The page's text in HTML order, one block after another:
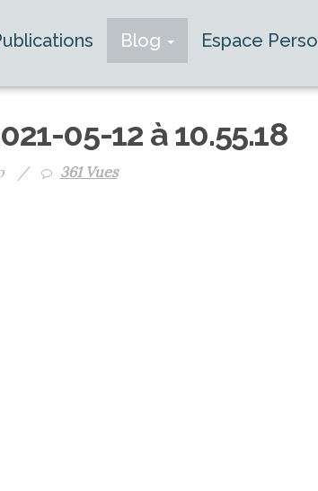
Blog Espace Perso
05-12 à 10.55.18
/ 361 Vues